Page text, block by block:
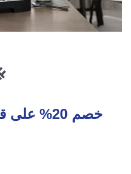
خصم 20% على قطع الغيار والصيانة